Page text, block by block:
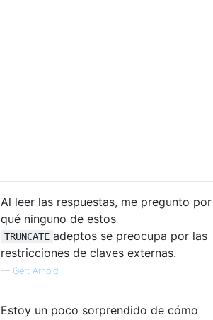
Al leer las respuestas, me pregunto por
qué ninguno de estos
TRUNCATE adeptos se preocupa por las
restricciones de claves externas.
— Gert Arnold
Estoy un poco sorprendido de cómo